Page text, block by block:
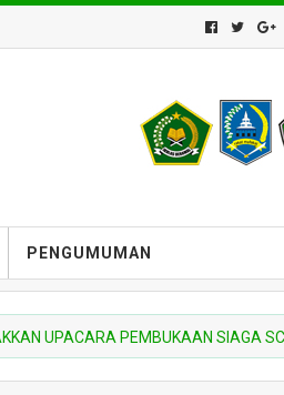
PENGUMUMAN
UPACARA PEMBUKAAN SIAGA